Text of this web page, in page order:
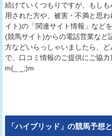
続けていくつもりですが、もし
用された方や、被害・不満と思
イト)の「関連サイト情報」など
(競馬サイト)からの電話営業など
方などいらっしゃいましたら、
で、口コミ情報のご提供にご協力
m(_ _;)m
「ハイブリッド 」の競馬予想